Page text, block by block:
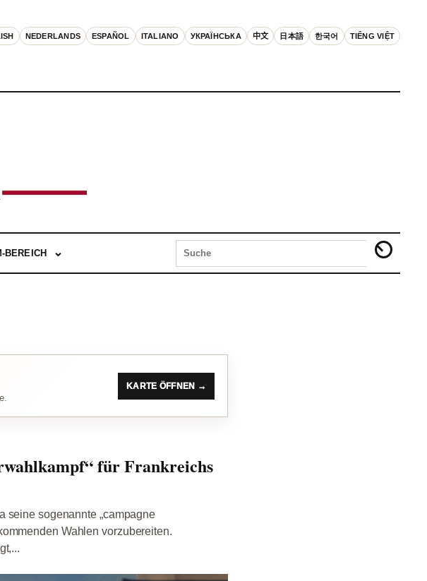
NEDERLANDS ESPAÑOL ITALIANO УКРАЇНСЬКА 中文 日本語 한국어 TIẾNG VIỆT
BEREICH
KARTE ÖFFNEN →
für Frankreichs
seine sogenannte „campagne
Wahlen vorzubereiten.